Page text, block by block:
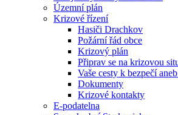
Územní plán
Krizové řízení
Hasiči Drachkov
Požární řád obce
Krizový plán
Připrav se na krizovou
Vaše cesty k bezpečí
Dokumenty
Krizové kontakty
E-podatelna